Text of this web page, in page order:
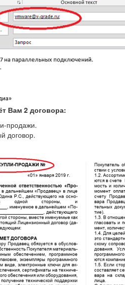
Вам 2 договора:
продажи.
договор.